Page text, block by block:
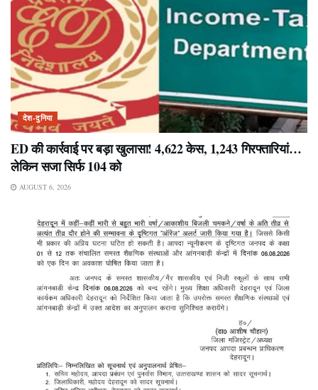
देश-दुनिया
ED की कार्रवाई पर बड़ा खुलासा! 4,622 केस, 1,243 गिरफ्तारियां…
लेकिन सजा सिर्फ 104 को
AUGUST 6, 2026